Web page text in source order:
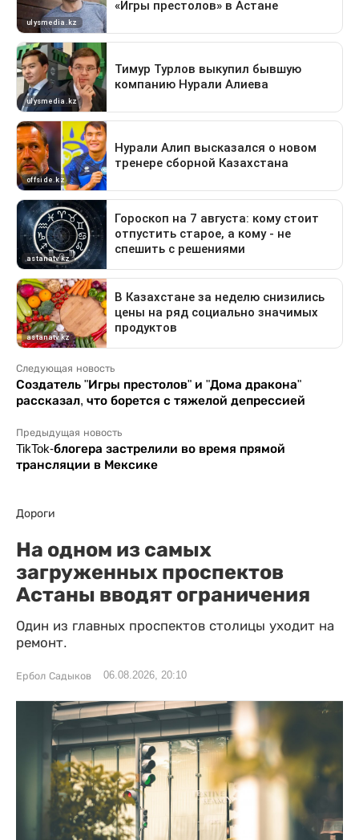
Следующая новость
Создатель "Игры престолов" и "Дома дракона"
рассказал, что борется с тяжелой депрессией
Предыдущая новость
TikTok-блогера застрелили во время прямой
трансляции в Мексике
Дороги
На одном из самых
загруженных проспектов
Астаны вводят ограничения
Один из главных проспектов столицы уходит на
ремонт.
Ербол Садыков 06.08.2026, 20:10